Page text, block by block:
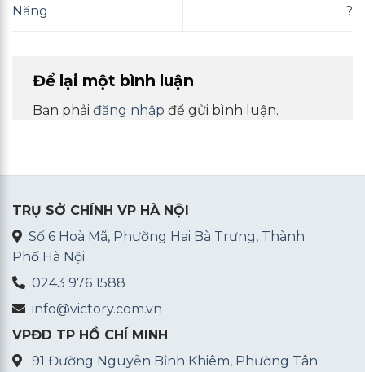
Năng
?
Để lại một bình luận
Bạn phải đăng nhập để gửi bình luận.
TRỤ SỞ CHÍNH VP HÀ NỘI
Số 6 Hoà Mã, Phường Hai Bà Trưng, Thành
Phố Hà Nội
0243 976 1588
info@victory.com.vn
VPĐD TP HỒ CHÍ MINH
91 Đường Nguyễn Bỉnh Khiêm, Phường Tân